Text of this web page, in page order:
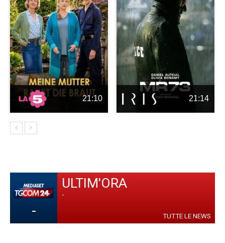
21:10 21:14
-
ULTIM'ORA
-
TUTTE LE NEWS